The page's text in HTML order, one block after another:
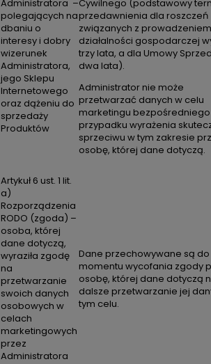
Administratora –
polegających na
dbaniu o
interesy i dobry
wizerunek
Administratora,
jego Sklepu
Internetowego
oraz dążeniu do
sprzedaży
Produktów
Cywilnego (podstawowy
przedawnienia dla roszczeń
związanych z prowadzeniem
działalności gospodarczej
trzy lata, a dla Umowy
dwa lata).
Administrator nie może
przetwarzać danych w celu
marketingu
przypadku wyrażenia
sprzeciwu w tym zakresie
osobę, której dane dotyczą.
Artykuł 6 ust. 1 lit.
a)
Rozporządzenia
RODO (zgoda) –
osoba, której
dane dotyczą,
wyraziła zgodę
na
przetwarzanie
swoich danych
osobowych w
celach
marketingowych
przez
Administratora
Dane przechowywane są do
momentu wycofania zgody
osobę, której dane dotyczą
dalsze przetwarzanie jej
tym celu.